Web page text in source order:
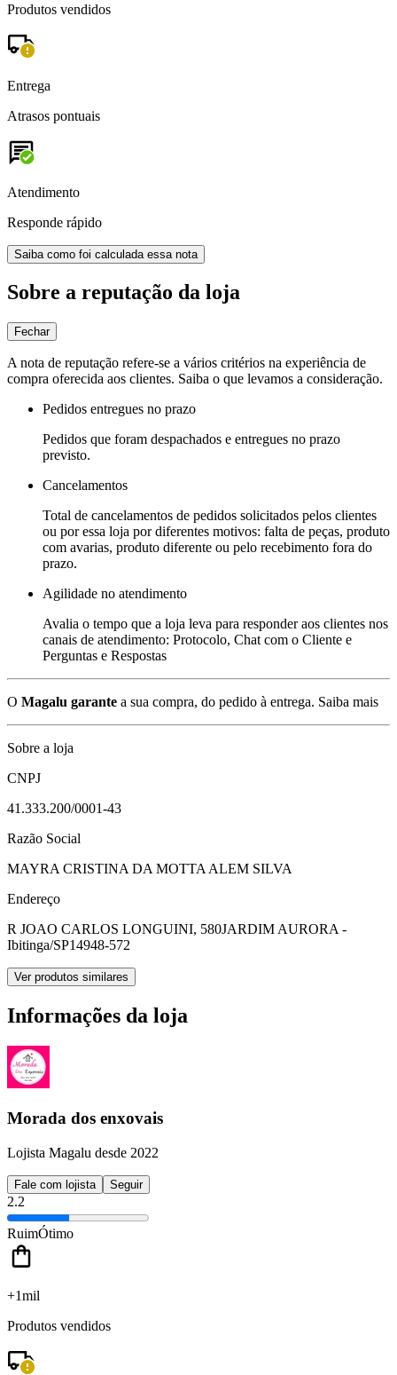
Produtos vendidos
Entrega
Atrasos pontuais
Atendimento
Responde rápido
Saiba como foi calculada essa nota
Sobre a reputação da loja
Fechar
A nota de reputação refere-se a vários critérios na experiência de
compra oferecida aos clientes. Saiba o que levamos a consideração.
Pedidos entregues no prazo
Pedidos que foram despachados e entregues no prazo
previsto.
Cancelamentos
Total de cancelamentos de pedidos solicitados pelos clientes
ou por essa loja por diferentes motivos: falta de peças, produto
com avarias, produto diferente ou pelo recebimento fora do
prazo.
Agilidade no atendimento
Avalia o tempo que a loja leva para responder aos clientes nos
canais de atendimento: Protocolo, Chat com o Cliente e
Perguntas e Respostas
O Magalu garante a sua compra, do pedido à entrega. Saiba mais
Sobre a loja
CNPJ
41.333.200/0001-43
Razão Social
MAYRA CRISTINA DA MOTTA ALEM SILVA
Endereço
R JOAO CARLOS LONGUINI, 580JARDIM AURORA -
Ibitinga/SP14948-572
Ver produtos similares
Informações da loja
Morada dos enxovais
Lojista Magalu desde 2022
Fale com lojista Seguir
2.2
RuimÓtimo
+1mil
Produtos vendidos